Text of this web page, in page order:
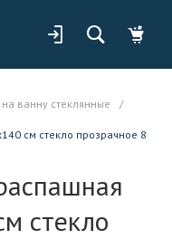
ванну стеклянные
/
см стекло прозрачное 8
стекло